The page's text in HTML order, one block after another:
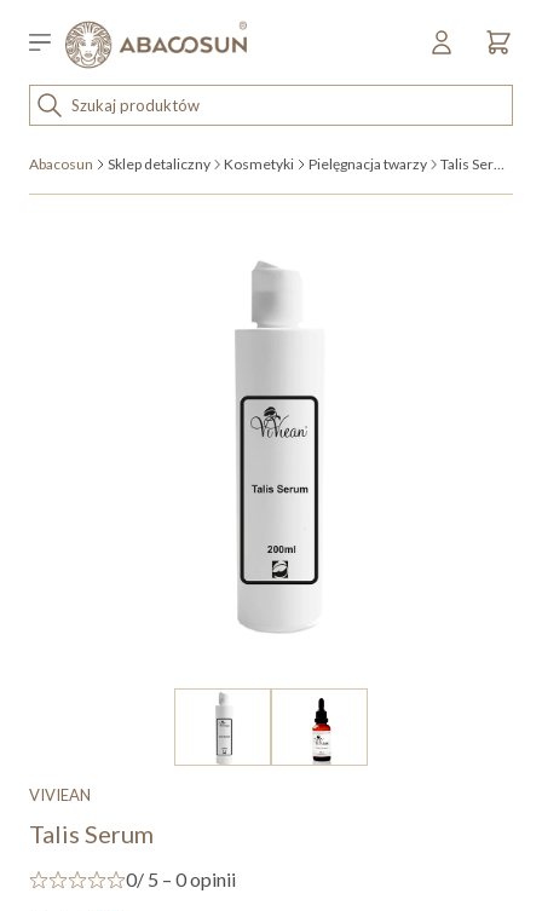
Sklep detaliczny
OUTLET
KOSMETYKI
Abacosun Sklep detaliczny Kosmetyki Pielęgnacja twarzy Talis Serum
VIVIEAN
Talis Serum
0/ 5 – 0 opinii